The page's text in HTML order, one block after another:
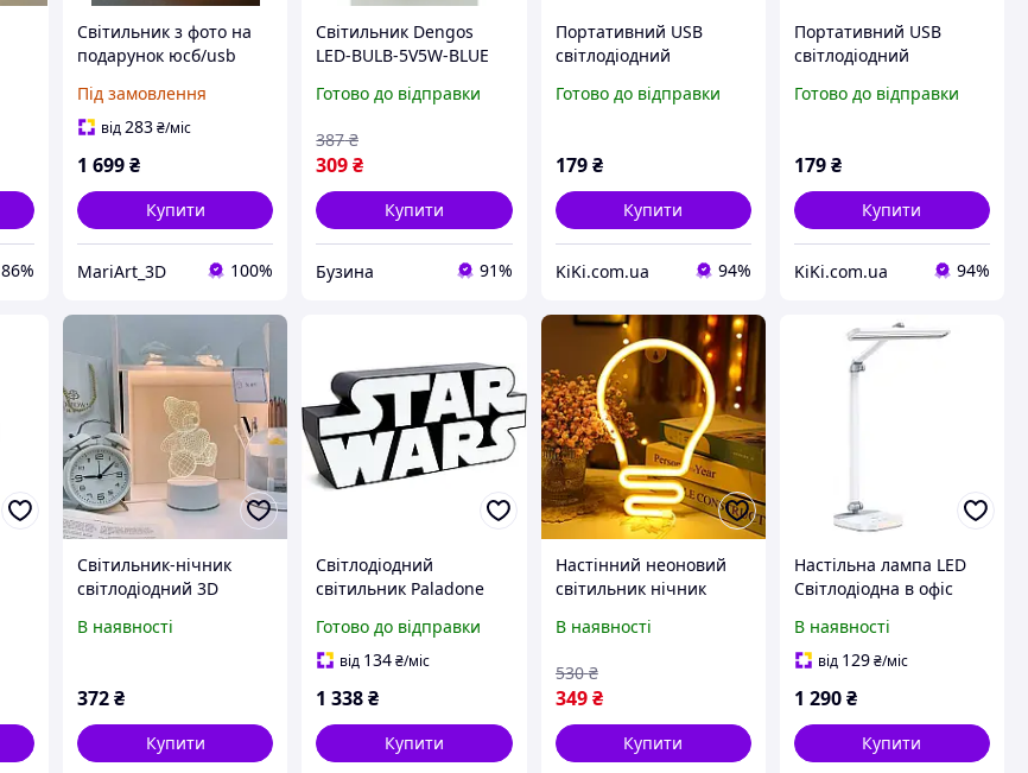
86%
Світильник з фото на
подарунок юсб/usb
Під замовлення
від283₴/міс
1 699₴
Купити
MariArt_3D 100%
Світильник Dengos
LED-BULB-5V5W-BLUE
( Мрія )
Готово до відправки
309₴
387 ₴
Купити
Бузина 91%
Портативний USB
світлодіодний
powerbank DC5V,
теплий білий
Готово до відправки
179 ₴
Купити
KiKi.com.ua 94%
Портативний USB
світлодіодний
powerbank DC5V,
білий
Готово до відправки
179₴
Купити
KiKi.com.ua 94%
Світильник-нічник
світлодіодний 3D
акриловий USB
В наявності
372₴
Купити
Світлодіодний
світильник Paladone
см настінний USB
батарейки білий
Готово до відправки
від 134₴/міс
1 338₴
Купити
Настінний неоновий
світильник нічник
Lamp (26х17 см, USB, 5
В наявності
349 ₴
530 ₴
Купити
Настільна лампа LED
Світлодіодна в офіс
місця світильник
REMAX RT-E615 5В USB
В наявності
від 129₴/міс
1 290₴
Купити